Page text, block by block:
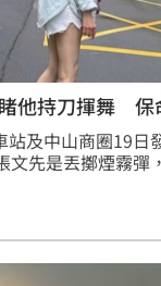
他持刀揮舞 保
站及中山商圈19日
文先是丟擲煙霧彈
會高度關注，其
恐怖經歷，希望能
報導